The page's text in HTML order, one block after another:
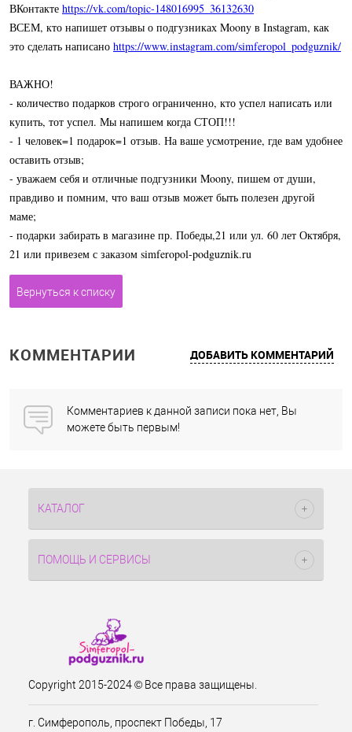
ВКонтакте https://vk.com/topic-148016995_36132630
ВСЕМ, кто напишет отзывы о подгузниках Moony в Instagram, как
это сделать написано https://www.instagram.com/simferopol_podguznik/
ВАЖНО!
- количество подарков строго ограниченно, кто успел написать или
купить, тот успел. Мы напишем когда СТОП!!!
- 1 человек=1 подарок=1 отзыв. На ваше усмотрение, где вам удобнее
оставить отзыв;
- уважаем себя и отличные подгузники Moony, пишем от души,
правдиво и помним, что ваш отзыв может быть полезен другой
маме;
- подарки забирать в магазине пр. Победы,21 или ул. 60 лет Октября,
21 или привезем с заказом simferopol-podguznik.ru
Вернуться к списку
КОММЕНТАРИИ ДОБАВИТЬ КОММЕНТАРИЙ
Комментариев к данной записи пока нет, Вы
можете быть первым!
КАТАЛОГ
ПОМОЩЬ И СЕРВИСЫ
Copyright 2015-2024 © Все права защищены.
г. Симферополь, проспект Победы, 17